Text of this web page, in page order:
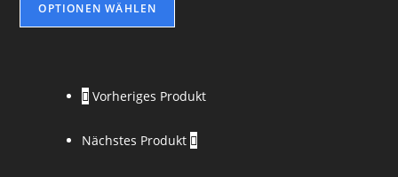
OPTIONEN WÄHLEN
Vorheriges Produkt
Nächstes Produkt